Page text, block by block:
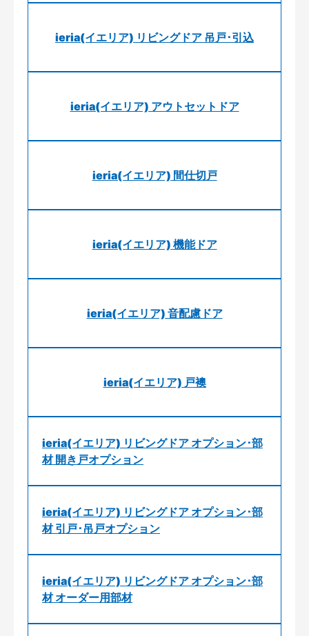
ieria(イエリア) リビングドア 吊戸･引込
ieria(イエリア) アウトセットドア
ieria(イエリア) 間仕切戸
ieria(イエリア) 機能ドア
ieria(イエリア) 音配慮ドア
ieria(イエリア) 戸襖
ieria(イエリア) リビングドア オプション･部
材 開き戸オプション
ieria(イエリア) リビングドア オプション･部
材 引戸･吊戸オプション
ieria(イエリア) リビングドア オプション･部
材 オーダー用部材